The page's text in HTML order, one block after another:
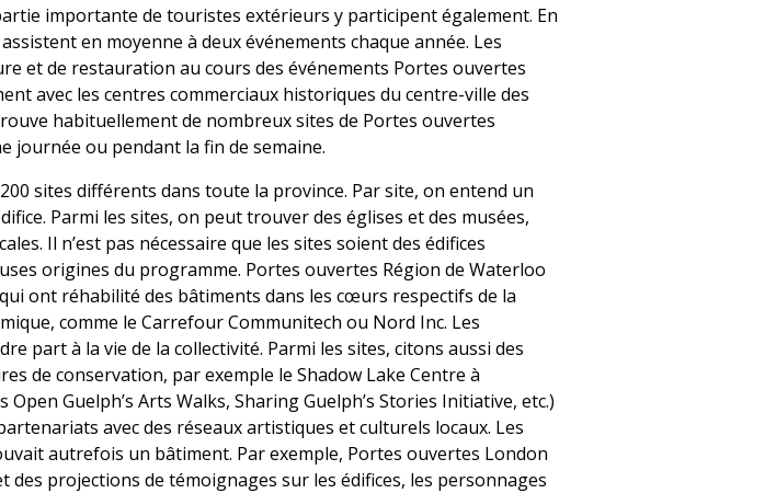
importante de touristes extérieurs y participent également. En
en moyenne à deux événements chaque année. Les
et de restauration au cours des événements Portes ouvertes
avec les centres commerciaux historiques du centre-ville des
habituellement de nombreux sites de Portes ouvertes
journée ou pendant la fin de semaine.
sites différents dans toute la province. Par site, on entend un
Parmi les sites, on peut trouver des églises et des musées,
Il n’est pas nécessaire que les sites soient des édifices
origines du programme. Portes ouvertes Région de Waterloo
ont réhabilité des bâtiments dans les cœurs respectifs de la
comme le Carrefour Communitech ou Nord Inc. Les
part à la vie de la collectivité. Parmi les sites, citons aussi des
de conservation, par exemple le Shadow Lake Centre à
Guelph’s Arts Walks, Sharing Guelph’s Stories Initiative, etc.)
avec des réseaux artistiques et culturels locaux. Les
autrefois un bâtiment. Par exemple, Portes ouvertes London
projections de témoignages sur les édifices, les personnages